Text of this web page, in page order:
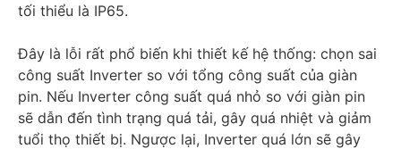
tối thiểu là IP65.
Đây là lỗi rất phổ biến khi thiết kế hệ thống: chọn sai
công suất Inverter so với tổng công suất của giàn
pin. Nếu Inverter công suất quá nhỏ so với giàn pin
sẽ dẫn đến tình trạng quá tải, gây quá nhiệt và giảm
tuổi thọ thiết bị. Ngược lại, Inverter quá lớn sẽ gây